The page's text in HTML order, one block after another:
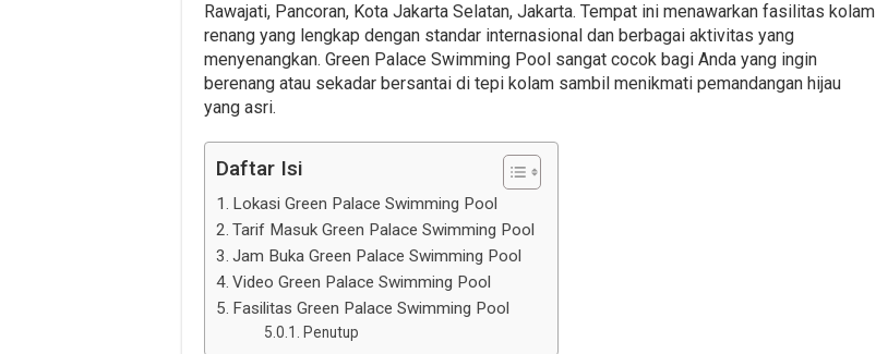
Rawajati, Pancoran, Kota Jakarta Selatan, Jakarta. Tempat ini menawarkan fasilitas kolam
renang yang lengkap dengan standar internasional dan berbagai aktivitas yang
menyenangkan. Green Palace Swimming Pool sangat cocok bagi Anda yang ingin
berenang atau sekadar bersantai di tepi kolam sambil menikmati pemandangan hijau
yang asri.
Daftar Isi
Lokasi Green Palace Swimming Pool
Tarif Masuk Green Palace Swimming Pool
Jam Buka Green Palace Swimming Pool
Video Green Palace Swimming Pool
Fasilitas Green Palace Swimming Pool
Penutup